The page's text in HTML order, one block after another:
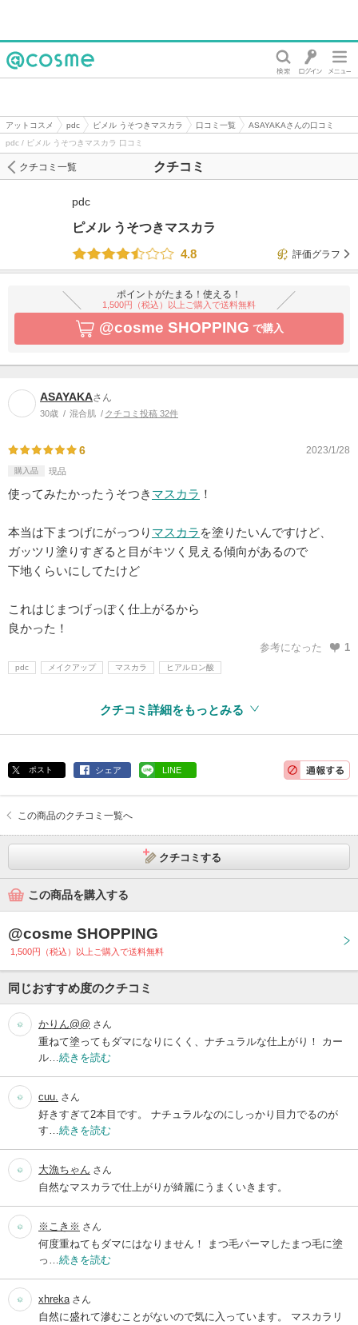
アットコスメ pdc ピメル うそつきマスカラ 口コミ一覧
ASAYAKAさんの口コミ
pdc / ピメル うそつきマスカラ 口コミ
クチコミ
クチコミ一覧
pdc
ピメル うそつきマスカラ
4.8
評価グラフ
ポイントがたまる！使える！
1,500円（税込）以上ご購入で送料無料
@cosme SHOPPING で購入
ASAYAKAさん
30歳 混合肌 クチコミ投稿 32件
6 2023/1/28
購入品 現品
使ってみたかったうそつき マスカラ ！
本当は下まつげにがっつり マスカラ を塗りたいんですけど、
ガッツリ塗りすぎると目がキツく見える傾向があるので
下地くらいにしてたけど
これはじまつげっぽく仕上がるから
良かった！
参考になった 1
pdc メイクアップ マスカラ ヒアルロン酸
クチコミ詳細をもっとみる
ポスト シェア LINE
この商品のクチコミ一覧へ
クチコミする
この商品を購入する
@cosme SHOPPING
1,500円（税込）以上ご購入で送料無料
同じおすすめ度のクチコミ
かりん@@ さん
重ねて塗ってもダマになりにくく、ナチュラルな仕上がり！ カー
ル… 続きを読む
cuu. さん
好きすぎて2本目です。 ナチュラルなのにしっかり目力でるのが
す… 続きを読む
大漁ちゃん さん
自然なマスカラで仕上がりが綺麗にうまくいきます。
※こき※ さん
何度重ねてもダマにはなりません！ まつ毛パーマしたまつ毛に塗
っ… 続きを読む
xhreka さん
自然に盛れて滲むことがないので気に入っています。 マスカラリ